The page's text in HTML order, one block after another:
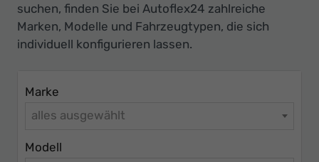
Ihr
Innovatives
Autohaus
suchen, finden Sie bei Autoflex24 zahlreiche
Marken, Modelle und Fahrzeugtypen, die sich
individuell konfigurieren lassen.
Marke
alles ausgewählt
Modell